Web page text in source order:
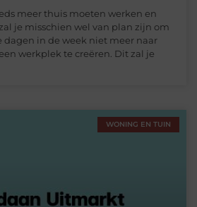
meer thuis moeten werken en
je misschien wel van plan zijn om
in de week niet meer naar
werkplek te creëren. Dit zal je
WONING EN TUIN